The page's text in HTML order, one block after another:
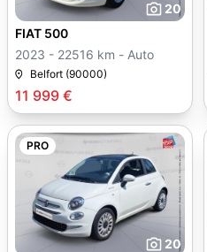
20
11 999 €
FIAT 500
2023 - 22516 km - Auto
Belfort (90000)
PRO
20